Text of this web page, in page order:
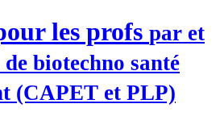
les profs par et
biotechno santé
(CAPET et PLP)